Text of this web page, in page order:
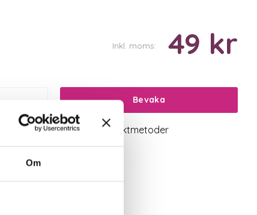
Om
Inkl. moms: 49 kr
Bevaka
utbud Valbara fraktmetoder